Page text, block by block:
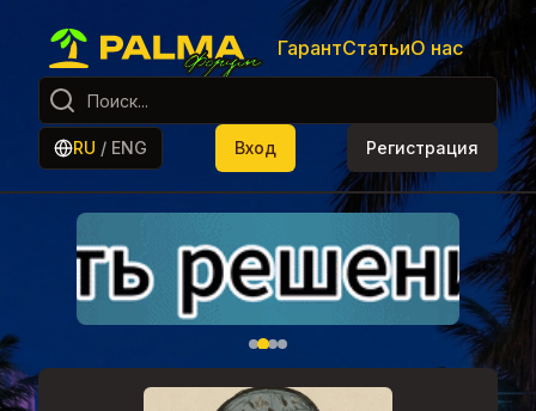
ГарантСтатьиО нас
RU / ENG Вход Регистрация